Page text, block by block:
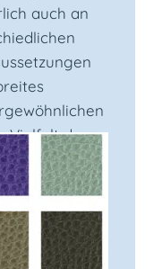
auch an
Vielfalt des
unsere